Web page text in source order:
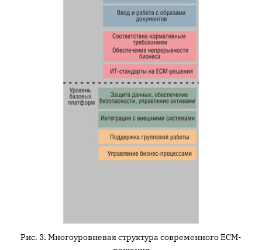
Рис. 3. Многоуровневая структура современного ECM-